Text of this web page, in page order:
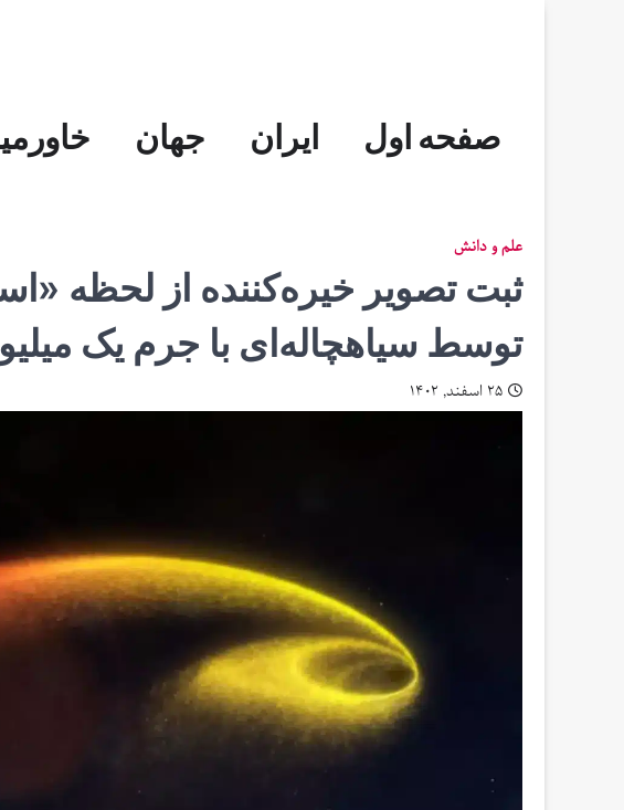
صفحه اول ایران جهان
علم و دانش
ثبت تصویر خیره‌کننده از لحظه
توسط سیاهچاله‌ای با جرم یک
۲۵ اسفند, ۱۴۰۲